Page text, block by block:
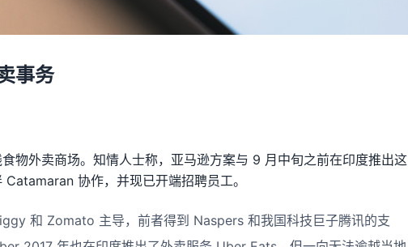
事务
物外卖商场。知情人士称，亚马逊方案与 9 月中旬之前在印度推出这
协作，并现已开端招聘员工。
和 Zomato 主导，前者得到 Naspers 和我国科技巨子腾讯的支